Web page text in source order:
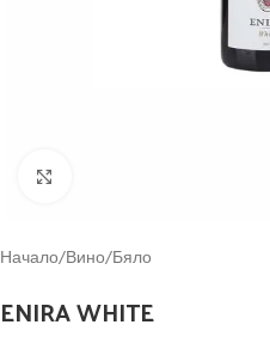
Начало/Вино/Бяло
ENIRA WHITE